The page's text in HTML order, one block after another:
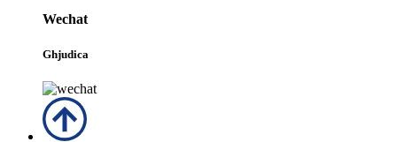
Wechat
Ghjudica